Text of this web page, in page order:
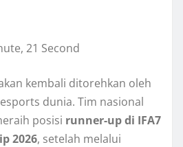
21 Second
kembali ditorehkan oleh
dunia. Tim nasional
posisi runner-up di IFA7
2026, setelah melalui